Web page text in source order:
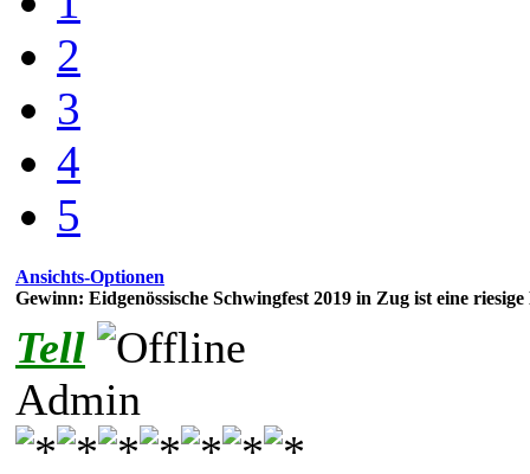
2
3
4
5
Ansichts-Optionen
Gewinn: Eidgenössische Schwingfest 2019 in Zug ist eine
Tell
Admin